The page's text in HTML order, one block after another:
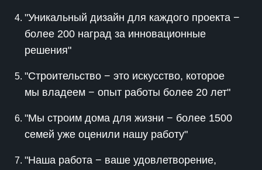
"Уникальный дизайн для каждого проекта −
более 200 наград за инновационные
решения"
"Строительство − это искусство, которое
мы владеем − опыт работы более 20 лет"
"Мы строим дома для жизни − более 1500
семей уже оценили нашу работу"
"Наша работа − ваше удовлетворение,